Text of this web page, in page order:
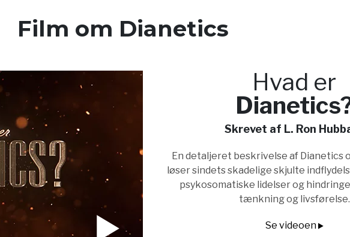
Film om Dianetics
Hvad er
Skrevet af L. Ron
En detaljeret beskrivelse af Dianetics
løser sindets skadelige skjulte
psykosomatiske lidelser og
tænkning og livsførelse.
Se videoen